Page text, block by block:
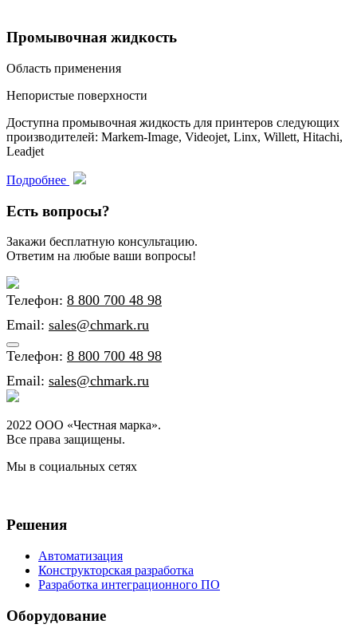
Промывочная жидкость
Область применения
Непористые поверхности
Доступна промывочная жидкость для принтеров следующих
производителей: Markem-Image, Videojet, Linx, Willett, Hitachi,
Leadjet
Подробнее
Есть вопросы?
Закажи бесплатную консультацию.
Ответим на любые ваши вопросы!
Телефон: 8 800 700 48 98
Email: sales@chmark.ru
Телефон: 8 800 700 48 98
Email: sales@chmark.ru
2022 ООО «Честная марка».
Все права защищены.
Мы в социальных сетях
Решения
Автоматизация
Конструкторская разработка
Разработка интеграционного ПО
Оборудование